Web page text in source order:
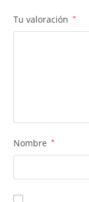
Tu valoración *
Nombre *